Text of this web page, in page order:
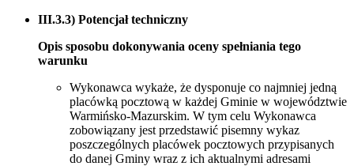
III.3.3) Potencjał techniczny
Opis sposobu dokonywania oceny spełniania tego
warunku
Wykonawca wykaże, że dysponuje co najmniej jedną
placówką pocztową w każdej Gminie w województwie
Warmińsko-Mazurskim. W tym celu Wykonawca
zobowiązany jest przedstawić pisemny wykaz
poszczególnych placówek pocztowych przypisanych
do danej Gminy wraz z ich aktualnymi adresami